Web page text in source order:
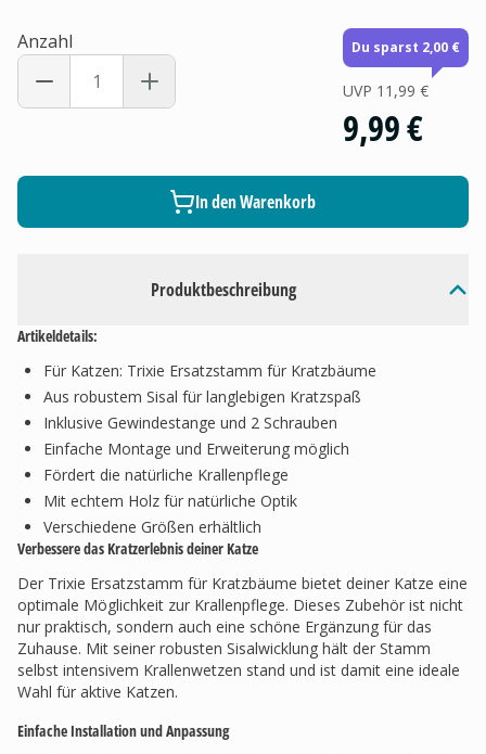
Produktbeschreibung
Artikeldetails:
Für Katzen: Trixie Ersatzstamm für Kratzbäume
Aus robustem Sisal für langlebigen Kratzspaß
Inklusive Gewindestange und 2 Schrauben
Einfache Montage und Erweiterung möglich
Fördert die natürliche Krallenpflege
Mit echtem Holz für natürliche Optik
Verschiedene Größen erhältlich
Verbessere das Kratzerlebnis deiner Katze
Der Trixie Ersatzstamm für Kratzbäume bietet deiner Katze eine
optimale Möglichkeit zur Krallenpflege. Dieses Zubehör ist nicht
nur praktisch, sondern auch eine schöne Ergänzung für das
Zuhause. Mit seiner robusten Sisalwicklung hält der Stamm
selbst intensivem Krallenwetzen stand und ist damit eine ideale
Wahl für aktive Katzen.
Einfache Installation und Anpassung
Anzahl Du sparst 2,00 €
UVP 11,99 €
9,99 €
In den Warenkorb